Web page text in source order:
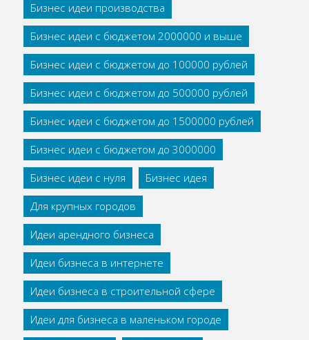
Бизнес идеи производства
Бизнес идеи с бюджетом 2000000 и выше
Бизнес идеи с бюджетом до 100000 рублей
Бизнес идеи с бюджетом до 500000 рублей
Бизнес идеи с бюджетом до 1500000 рублей
Бизнес идеи с бюджетом до 3000000
Бизнес идеи с нуля
Бизнес идея
Для крупных городов
Идеи арендного бизнеса
Идеи бизнеса в интернете
Идеи бизнеса в строительной сфере
Идеи для бизнеса в маленьком городе